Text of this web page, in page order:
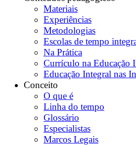
Materiais
Experiências
Metodologias
Escolas de tempo
Na Prática
Currículo na Educação
Educação Integral nas
Conceito
O que é
Linha do tempo
Glossário
Especialistas
Marcos Legais